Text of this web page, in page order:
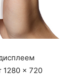
1280 × 720